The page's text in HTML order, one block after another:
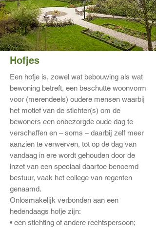
Hofjes
Een hofje is, zowel wat bebouwing als wat
bewoning betreft, een beschutte woonvorm
voor (merendeels) oudere mensen waarbij
het motief van de stichter(s) om de
bewoners een onbezorgde oude dag te
verschaffen en – soms – daarbij zelf meer
aanzien te verwerven, tot op de dag van
vandaag in ere wordt gehouden door de
inzet van een speciaal daartoe benoemd
bestuur, vaak het college van regenten
genaamd.
Onlosmakelijk verbonden aan een
hedendaags hofje zijn:
• een stichting of andere rechtspersoon;